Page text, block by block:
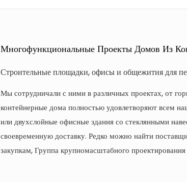
Многофункциональные Проекты Домов Из
Строительные площадки, офисы и общежития для
Мы сотрудничали с ними в различных проектах, от
контейнерные дома полностью удовлетворяют всем
или двухслойные офисные здания со стеклянными
своевременную доставку. Редко можно найти
закупкам, Группа крупномасштабного проектирования